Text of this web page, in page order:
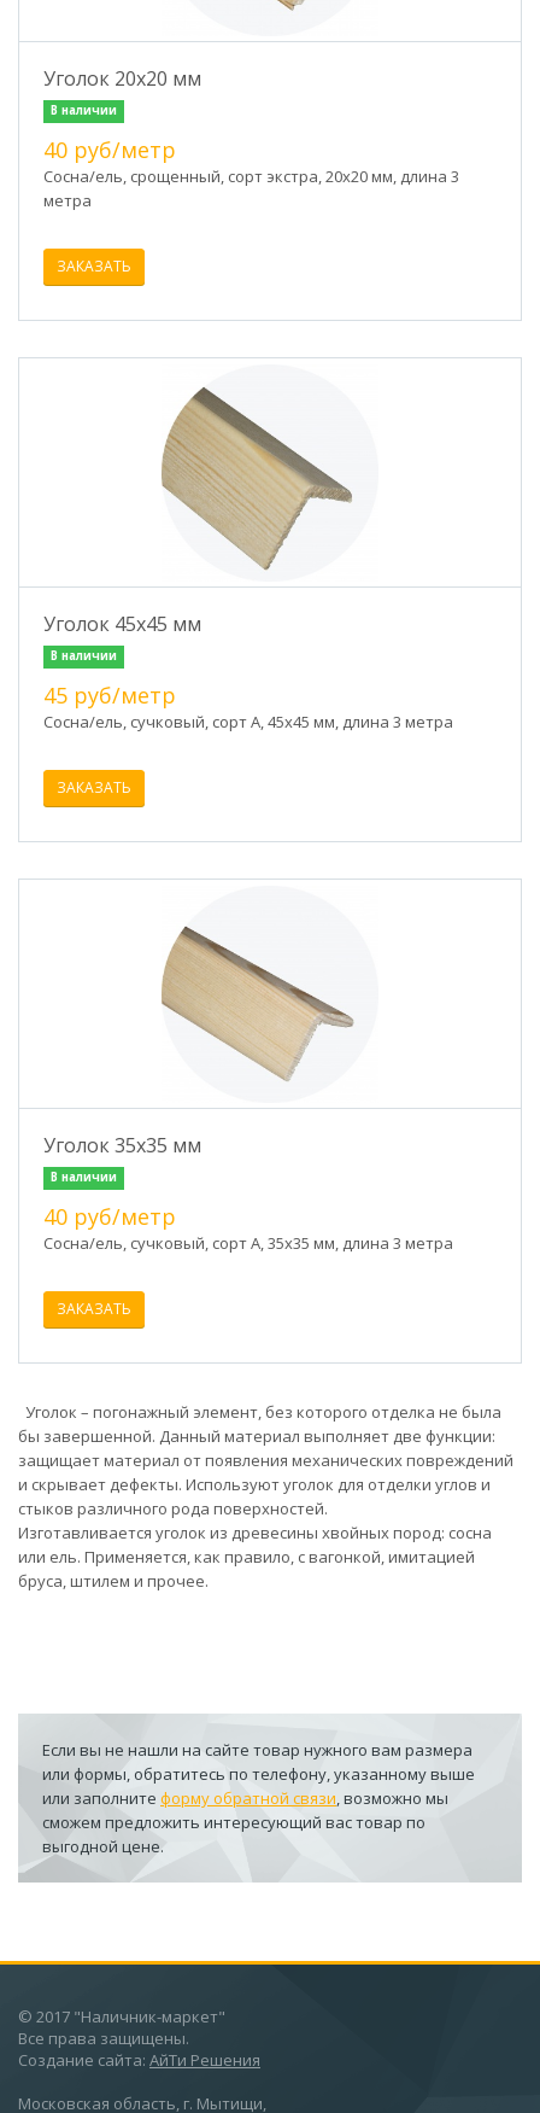
Уголок 20х20 мм
В наличии
40 руб/метр
Сосна/ель, срощенный, сорт экстра, 20х20 мм, длина 3
метра
ЗАКАЗАТЬ
Уголок 45х45 мм
В наличии
45 руб/метр
Сосна/ель, сучковый, сорт А, 45х45 мм, длина 3 метра
ЗАКАЗАТЬ
Уголок 35х35 мм
В наличии
40 руб/метр
Сосна/ель, сучковый, сорт А, 35х35 мм, длина 3 метра
ЗАКАЗАТЬ
Уголок – погонажный элемент, без которого отделка не была
бы завершенной. Данный материал выполняет две функции:
защищает материал от появления механических повреждений
и скрывает дефекты. Используют уголок для отделки углов и
стыков различного рода поверхностей.
Изготавливается уголок из древесины хвойных пород: сосна
или ель. Применяется, как правило, с вагонкой, имитацией
бруса, штилем и прочее.
Если вы не нашли на сайте товар нужного вам размера
или формы, обратитесь по телефону, указанному выше
или заполните форму обратной связи, возможно мы
сможем предложить интересующий вас товар по
выгодной цене.
© 2017 "Наличник-маркет"
Все права защищены.
Создание сайта: АйТи Решения
Московская область, г. Мытищи,